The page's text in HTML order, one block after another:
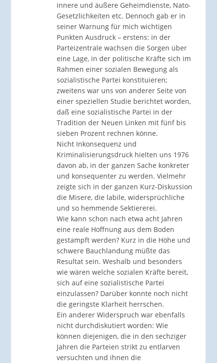
innere und äußere Geheimdienste, Nato-
Gesetzlichkeiten etc. Dennoch gab er in
seiner Warnung für mich wichtigen
Punkten Ausdruck – erstens: in der
Parteizentrale wachsen die Sorgen über
eine Lage, in der politische Kräfte sich im
Rahmen einer sozialen Bewegung als
sozialistische Partei konstituieren;
zweitens war uns von anderer Seite von
einer speziellen Studie berichtet worden,
daß eine sozialistische Partei in der
Tradition der Neuen Linken mit fünf bis
sieben Prozent rechnen könne.
Nicht Inkonsequenz und
Kriminalisierungsdruck hielten uns 1976
davon ab, in der ganzen Sache konkreter
und konsequenter zu werden. Vielmehr
zeigte sich in der ganzen Kurz-Diskussion
die Misere, die labile, widersprüchliche
und so hemmende Sektiererei.
Wie kann schon nach etwa acht Jahren
eine reale Hoffnung aus dem Boden
gestampft werden? Kurz in die Höhe und
schwere Bauchlandung müßte das
Resultat sein. Weshalb und besonders
wie wären welche sozialen Kräfte bereit,
sich auf eine sozialistische Partei
einzulassen? Darüber konnte noch nicht
die geringste Klarheit herrschen.
Ein anderer Widerspruch war ebenfalls
nicht durchdiskutiert worden: Wie
können diejenigen, die in den sechziger
Jahren die Parteien strikt zu entlarven
versuchten und ihnen die